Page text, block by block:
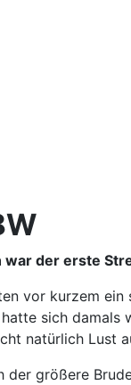
war der erste
vor kurzem ein
hatte sich damals
natürlich Lust
der größere